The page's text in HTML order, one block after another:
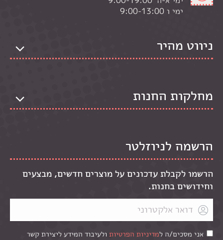
ימי ו 9:00-13:00
ניווט מהיר
מחלקות החנות
הרשמה לניוזלטר
הרשמו לקבלת עדכונים על מוצרים חדשים, מבצעים
וחידושים בחנות.
אני מסכים/ה למדיניות הפרטיות ולעיבוד המידע ליצירת קשר